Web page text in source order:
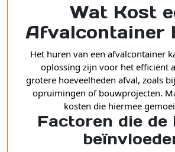
Wat Kost
Afvalcontainer
Het huren van een afvalcontainer
oplossing zijn voor het efficiënt
grotere hoeveelheden afval, zoals
opruimingen of bouwprojecten.
kosten die hiermee
Factoren die de